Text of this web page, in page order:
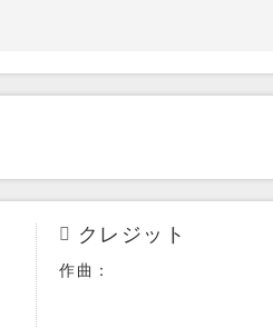
クレジット
作曲：